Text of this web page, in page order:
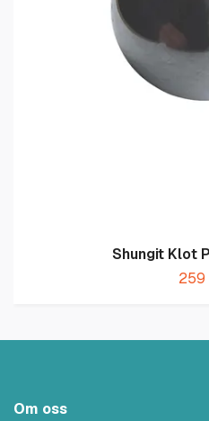
Shungit Klot
259
Om oss